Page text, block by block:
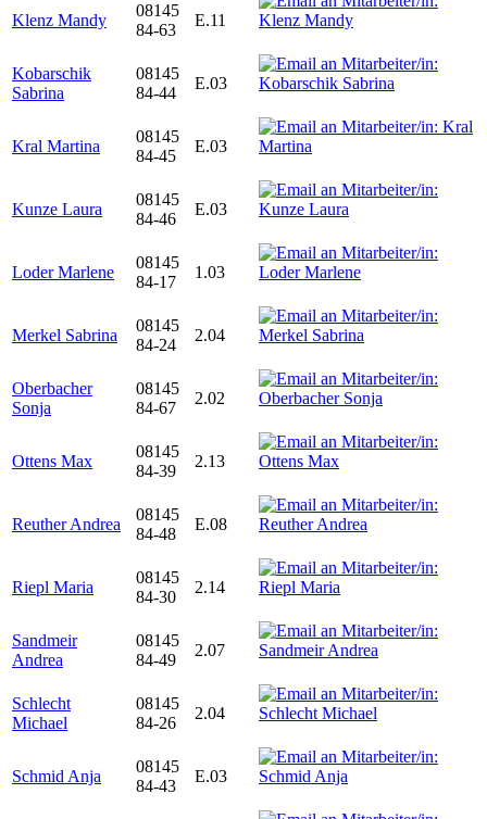
Klenz Mandy
08145
84-63
E.11
Kobarschik
Sabrina
08145
84-44
E.03
Kral Martina
08145
84-45
E.03
Kunze Laura
08145
84-46
E.03
Loder Marlene
08145
84-17
1.03
Merkel Sabrina
08145
84-24
2.04
Oberbacher
Sonja
08145
84-67
2.02
Ottens Max
08145
84-39
2.13
Reuther Andrea
08145
84-48
E.08
Riepl Maria
08145
84-30
2.14
Sandmeir
Andrea
08145
84-49
2.07
Schlecht
Michael
08145
84-26
2.04
Schmid Anja
08145
84-43
E.03